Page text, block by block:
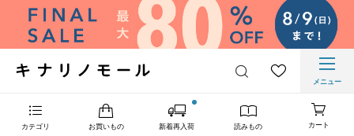
メニュー
カテゴリ お買いもの 新着再入荷 読みもの カート